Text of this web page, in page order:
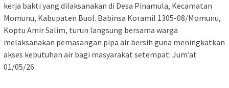
kerja bakti yang dilaksanakan di Desa Pinamula, Kecamatan
Momunu, Kabupaten Buol. Babinsa Koramil 1305-08/Momunu,
Koptu Amir Salim, turun langsung bersama warga
melaksanakan pemasangan pipa air bersih guna meningkatkan
akses kebutuhan air bagi masyarakat setempat. Jum’at
01/05/26.